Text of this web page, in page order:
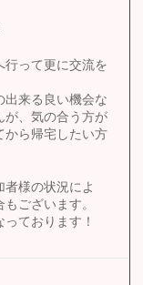
行って更に交流を
出来る良い機会な
が、気の合う方が
から帰宅したい方
様の状況によ
ございます。
ております！